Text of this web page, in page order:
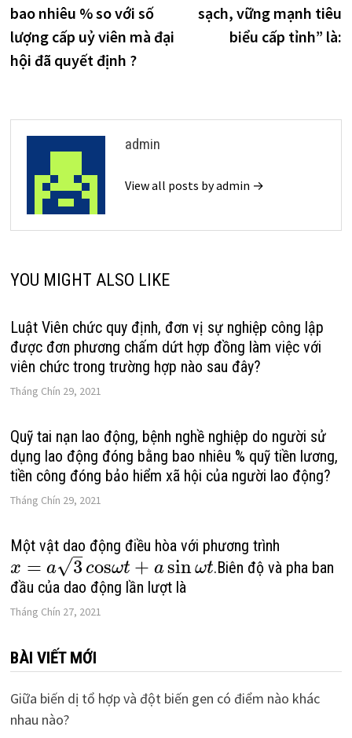
bao nhiêu % so với số
lượng cấp uỷ viên mà đại
hội đã quyết định ?
sạch, vững mạnh tiêu
biểu cấp tỉnh” là:
admin
View all posts by admin →
YOU MIGHT ALSO LIKE
Luật Viên chức quy định, đơn vị sự nghiệp công lập
được đơn phương chấm dứt hợp đồng làm việc với
viên chức trong trường hợp nào sau đây?
Tháng Chín 29, 2021
Quỹ tai nạn lao động, bệnh nghề nghiệp do người sử
dụng lao động đóng bằng bao nhiêu % quỹ tiền lương,
tiền công đóng bảo hiểm xã hội của người lao động?
Tháng Chín 29, 2021
Một vật dao động điều hòa với phương trình
x = a 3
–
√ cosωt + asinωt.Biên độ và pha ban
đầu của dao động lần lượt là
Tháng Chín 27, 2021
BÀI VIẾT MỚI
Giữa biến dị tổ hợp và đột biến gen có điểm nào khác
nhau nào?